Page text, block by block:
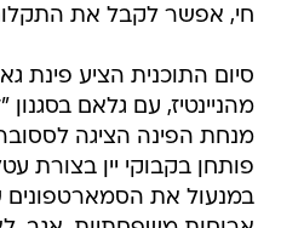
חי, אפשר לקבל את
סיום התוכנית הציע פינת
מהניינטיז, עם גלאם
מנחת הפינה הציגה
פותחן בקבוקי יין בצורת
במנעול את הסמארטפונים